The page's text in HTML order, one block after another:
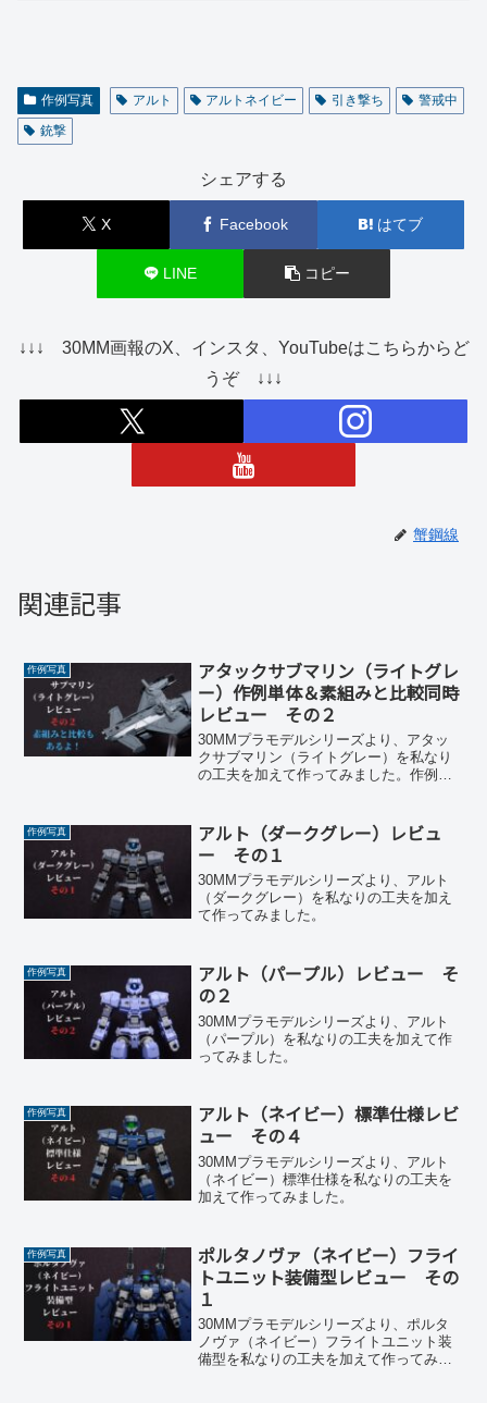
作例写真 アルト アルトネイビー 引き撃ち
警戒中
銃撃
シェアする
X Facebook はてブ
LINE コピー
↓↓↓ 30MM画報のX、インスタ、YouTubeはこちらからど
うぞ ↓↓↓
蟹鋼線
関連記事
作例写真
アタックサブマリン（ライトグレ
ー）作例単体＆素組みと比較同時
レビュー その２
30MMプラモデルシリーズより、アタッ
クサブマリン（ライトグレー）を私なり
の工夫を加えて作ってみました。作例紹
作例写真
アルト（ダークグレー）レビュ
ー その１
30MMプラモデルシリーズより、アルト
（ダークグレー）を私なりの工夫を加え
て作ってみました。
作例写真
アルト（パープル）レビュー そ
の２
30MMプラモデルシリーズより、アルト
（パープル）を私なりの工夫を加えて作
ってみました。
作例写真
アルト（ネイビー）標準仕様レビ
ュー その４
30MMプラモデルシリーズより、アルト
（ネイビー）標準仕様を私なりの工夫を
加えて作ってみました。
作例写真
ポルタノヴァ（ネイビー）フライ
トユニット装備型レビュー その
１
30MMプラモデルシリーズより、ポルタ
ノヴァ（ネイビー）フライトユニット装
備型を私なりの工夫を加えて作ってみま